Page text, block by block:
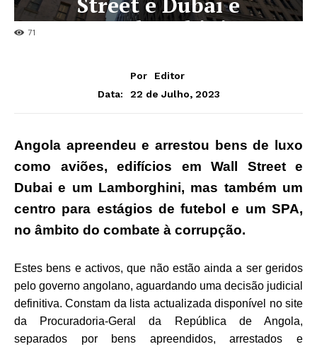
71
Lamborghini
Por
Editor
Data:
22 de Julho, 2023
Angola apreendeu e arrestou bens de luxo
como aviões, edifícios em Wall Street e
Dubai e um Lamborghini, mas também um
centro para estágios de futebol e um SPA,
no âmbito do combate à corrupção.
Estes bens e activos, que não estão ainda a ser geridos
pelo governo angolano, aguardando uma decisão judicial
definitiva. Constam da lista actualizada disponível no site
da Procuradoria-Geral da República de Angola,
separados por bens apreendidos, arrestados e